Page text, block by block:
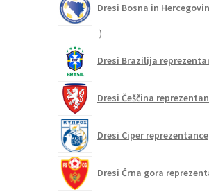
Dresi Bosna in
21
Dresi Brazilija
Dresi Češčina
Dresi Ciper reprezentance
Dresi Črna gora